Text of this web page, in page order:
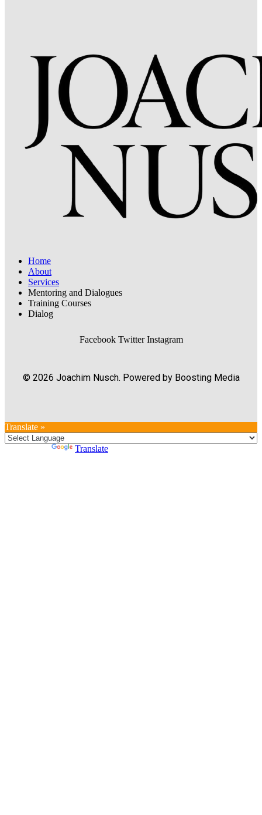
Home
About
Services
Mentoring and Dialogues
Training Courses
Dialog
Facebook Twitter Instagram
© 2026 Joachim Nusch. Powered by Boosting Media
Translate »
Translate